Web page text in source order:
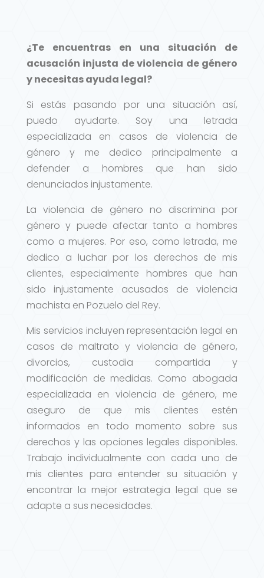
¿Te encuentras en una situación de
acusación injusta de violencia de género
y necesitas ayuda legal?
Si estás pasando por una situación así,
puedo ayudarte. Soy una letrada
especializada en casos de violencia de
género y me dedico principalmente a
defender a hombres que han sido
denunciados injustamente.
La violencia de género no discrimina por
género y puede afectar tanto a hombres
como a mujeres. Por eso, como letrada, me
dedico a luchar por los derechos de mis
clientes, especialmente hombres que han
sido injustamente acusados de violencia
machista en Pozuelo del Rey.
Mis servicios incluyen representación legal en
casos de maltrato y violencia de género,
divorcios, custodia compartida y
modificación de medidas. Como abogada
especializada en violencia de género, me
aseguro de que mis clientes estén
informados en todo momento sobre sus
derechos y las opciones legales disponibles.
Trabajo individualmente con cada uno de
mis clientes para entender su situación y
encontrar la mejor estrategia legal que se
adapte a sus necesidades.